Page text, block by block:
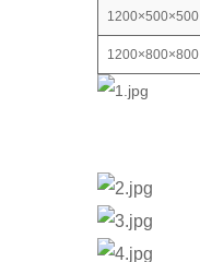
1200×500×500
1200×800×800